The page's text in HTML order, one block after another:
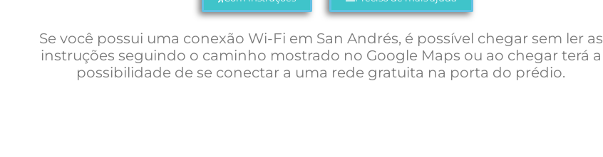
Se você possui uma conexão Wi-Fi em San Andrés, é possível chegar sem ler as
instruções seguindo o caminho mostrado no Google Maps ou ao chegar terá a
possibilidade de se conectar a uma rede gratuita na porta do prédio.